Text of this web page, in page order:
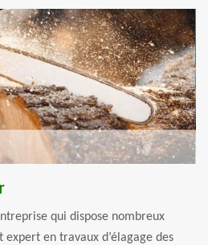
qui dispose nombreux
en travaux d’élagage des